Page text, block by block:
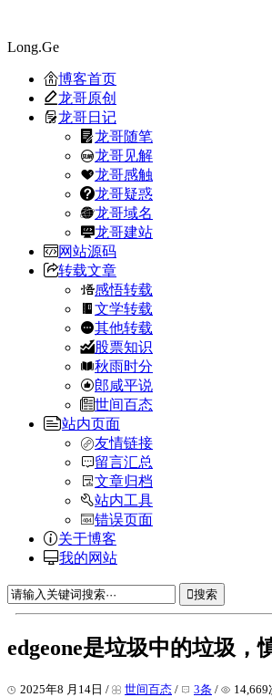
Long.Ge
博客首页
龙哥原创
龙哥日记
龙哥随笔
龙哥见解
龙哥感触
龙哥疑惑
龙哥域名
龙哥建站
网站源码
转载文章
感悟转载
文学转载
其他转载
股票知识
秋雨时分
郎咸平说
世间百态
站内页面
友情链接
留言汇总
文章归档
站内工具
错误页面
关于博客
我的网站
搜索
edgeone是垃圾中的垃圾，
2025年8 月14日 / 世间百态 / 3条 / 14,669